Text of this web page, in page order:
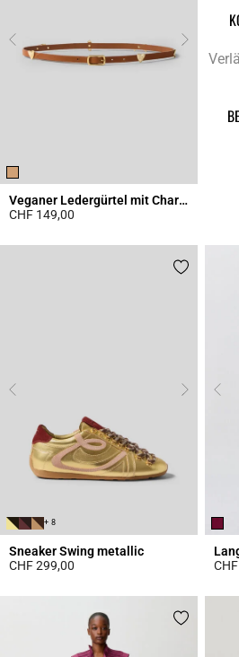
Veganer Ledergürtel mit Charms
CHF 149,00
+ 8
Sneaker Swing metallic
CHF 299,00